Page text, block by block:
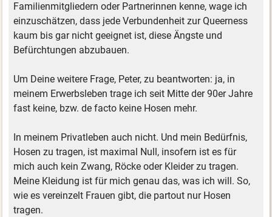
Familienmitgliedern oder Partnerinnen kenne, wage ich
einzuschätzen, dass jede Verbundenheit zur Queerness
kaum bis gar nicht geeignet ist, diese Ängste und
Befürchtungen abzubauen.
Um Deine weitere Frage, Peter, zu beantworten: ja, in
meinem Erwerbsleben trage ich seit Mitte der 90er Jahre
fast keine, bzw. de facto keine Hosen mehr.
In meinem Privatleben auch nicht. Und mein Bedürfnis,
Hosen zu tragen, ist maximal Null, insofern ist es für
mich auch kein Zwang, Röcke oder Kleider zu tragen.
Meine Kleidung ist für mich genau das, was ich will. So,
wie es vereinzelt Frauen gibt, die partout nur Hosen
tragen.